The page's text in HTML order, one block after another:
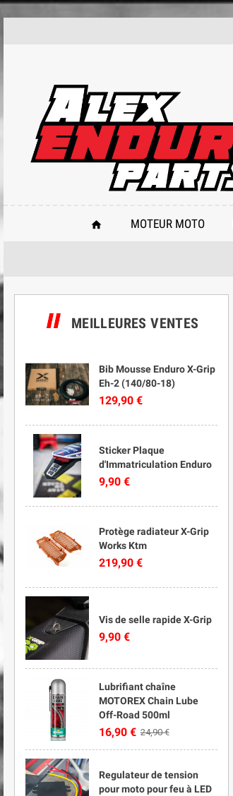
home MOTEUR MOTO
MEILLEURES VENTES
Bib Mousse Enduro X-Grip
Eh-2 (140/80-18)
129,90 €
Sticker Plaque
d'Immatriculation Enduro
9,90 €
Protège radiateur X-Grip
Works Ktm
219,90 €
Vis de selle rapide X-Grip
9,90 €
Lubrifiant chaîne
MOTOREX Chain Lube
Off-Road 500ml
16,90 € 24,90 €
Regulateur de tension
pour moto pour feu à LED